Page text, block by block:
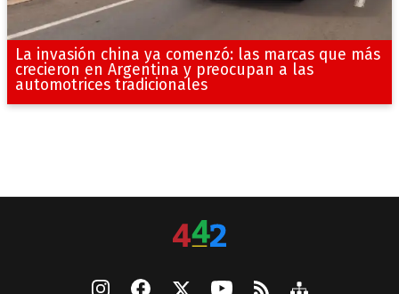
La invasión china ya comenzó: las marcas que más
crecieron en Argentina y preocupan a las
automotrices tradicionales